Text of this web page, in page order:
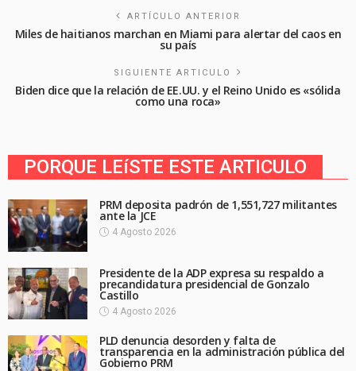
ARTÍCULO ANTERIOR
Miles de haitianos marchan en Miami para alertar del caos en
su país
SIGUIENTE ARTICULO
Biden dice que la relación de EE.UU. y el Reino Unido es «sólida
como una roca»
PORQUE LEíSTE ESTE ARTICULO
PRM deposita padrón de 1,551,727 militantes
ante la JCE
4 Agosto 2026
Presidente de la ADP expresa su respaldo a
precandidatura presidencial de Gonzalo
Castillo
4 Agosto 2026
PLD denuncia desorden y falta de
transparencia en la administración pública del
Gobierno PRM